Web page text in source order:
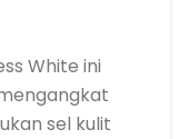
White ini
sel kulit